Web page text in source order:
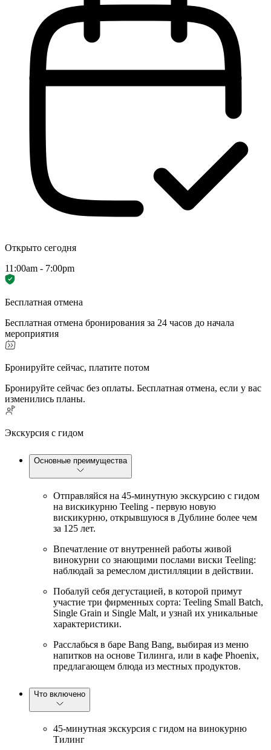
Открыто сегодня
11:00am - 7:00pm
Бесплатная отмена
Бесплатная отмена бронирования за 24 часов до начала
мероприятия
Бронируйте сейчас, платите потом
Бронируйте сейчас без оплаты. Бесплатная отмена, если у вас
изменились планы.
Экскурсия с гидом
Основные преимущества
Отправляйся на 45-минутную экскурсию с гидом
на вискикурню Teeling - первую новую
вискикурню, открывшуюся в Дублине более чем
за 125 лет.
Впечатление от внутренней работы живой
винокурни со знающими послами виски Teeling:
наблюдай за ремеслом дистилляции в действии.
Побалуй себя дегустацией, в которой примут
участие три фирменных сорта: Teeling Small Batch,
Single Grain и Single Malt, и узнай их уникальные
характеристики.
Расслабься в баре Bang Bang, выбирая из меню
напитков на основе Тилинга, или в кафе Phoenix,
предлагающем блюда из местных продуктов.
Что включено
45-минутная экскурсия с гидом на винокурню
Тилинг